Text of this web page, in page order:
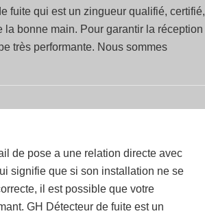
fuite qui est un zingueur qualifié, certifié,
bonne main. Pour garantir la réception
très performante. Nous sommes
de pose a une relation directe avec
signifie que si son installation ne se
il est possible que votre
GH Détecteur de fuite est un